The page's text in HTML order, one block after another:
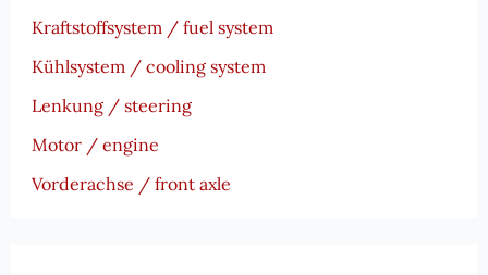
Kraftstoffsystem / fuel system
Kühlsystem / cooling system
Lenkung / steering
Motor / engine
Vorderachse / front axle